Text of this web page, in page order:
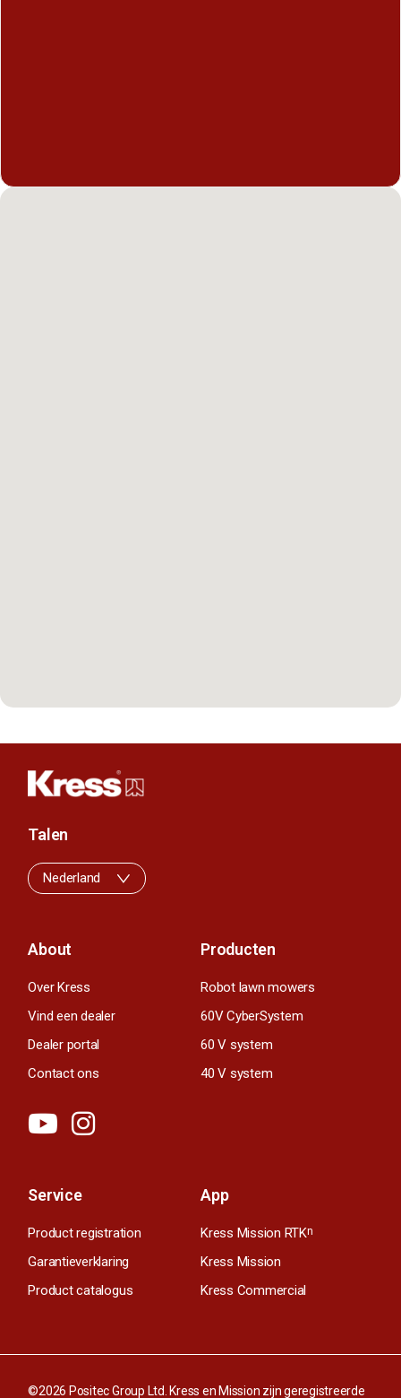
About
Over Kress
Vind een dealer
Dealer portal
Contact ons
Producten
Robot lawn mowers
60V CyberSystem
60 V system
40 V system
Service
Product registration
Garantieverklaring
Product catalogus
App
Kress Mission RTKn
Kress Mission
Kress Commercial
Talen
Nederland
©2026 Positec Group Ltd. Kress en Mission zijn geregistreerde